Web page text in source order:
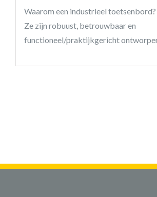
Waarom een industrieel toetsenbord?
Ze zijn robuust, betrouwbaar en
functioneel/praktijkgericht